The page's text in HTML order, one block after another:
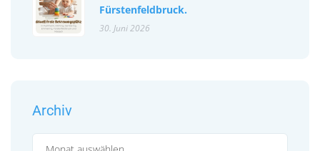
Fürstenfeldbruck.
30. Juni 2026
Archiv
Archiv